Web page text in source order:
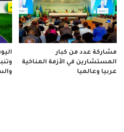
مشاركة عدد من كبار
المستشارين في الأزمة المناخية
عربيا وعالميا